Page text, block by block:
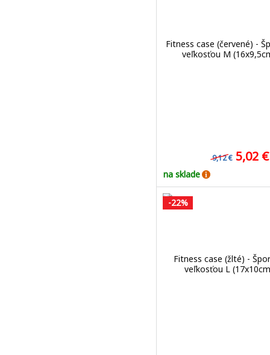
Fitness case (červené) -
veľkosťou M
9,12 € 5,02
na sklade
-22%
Fitness case (žlté) -
veľkosťou L